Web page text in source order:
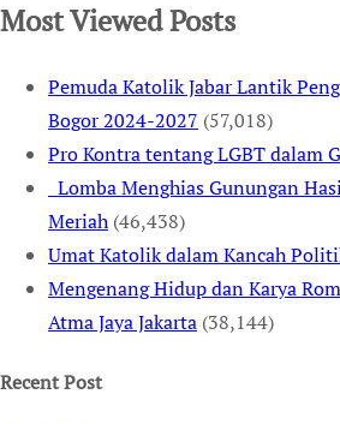
Most Viewed Posts
Pemuda Katolik Jabar Lantik
Bogor 2024-2027 (57,018)
Pro Kontra tentang LGBT dalam
Lomba Menghias Gunungan
Meriah (46,438)
Umat Katolik dalam Kancah
Mengenang Hidup dan Karya
Atma Jaya Jakarta (38,144)
Recent Post